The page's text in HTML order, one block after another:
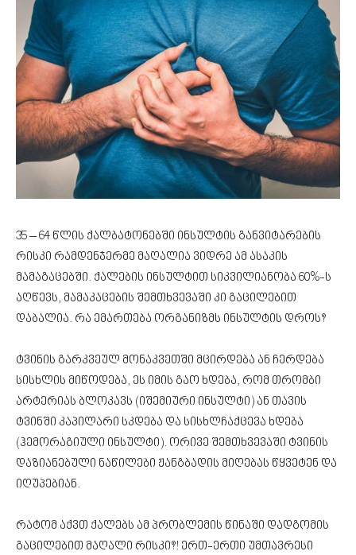
35 – 64 წლის ქალბატონებში ინსულტის განვიტარების
რისკი რამდენჯერმე მაღალია ვიდრე ამ ასაკის
მამაგაცებში. ქალების ინსულტით სიკვილიანობა 60%-ს
აღწევს, მამაკაცების შემთხვევაში კი გაცილებით
დაბალია. რა ემართება ორგანიზმს ინსულტის დროს?
ტვინის გარკვეულ მონაკვეთში მცირდება ან ჩერდება
სისხლის მიწოდება, ეს იმის გაო ხდება, რომ თრომბი
არტერიას ბლოკავს (იშემიური ინსულტი) ან თავის
ტვინში კაპილარი სკდება და სისხლჩაქცევა ხდება
(ჰემორაგიული ინსულტი). ორივე შემთხვევაში ტვინის
დაზიანებული ნაწილები ჟანგბადის მიღებას წყვეტენ და
იღუპებიან.
რატომ აქვთ ქალებს ამ პრობლემის წინაში დადგომის
გაცილებით მაღალი რისკი?! ერთ-ერთი უმთავრესი